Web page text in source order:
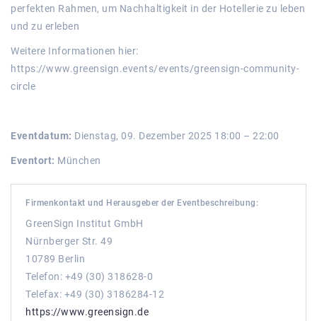
perfekten Rahmen, um Nachhaltigkeit in der Hotellerie zu leben
und zu erleben
Weitere Informationen hier:
https://www.greensign.events/events/greensign-community-
circle
Eventdatum: Dienstag, 09. Dezember 2025 18:00 – 22:00
Eventort: München
Firmenkontakt und Herausgeber der Eventbeschreibung:
GreenSign Institut GmbH
Nürnberger Str. 49
10789 Berlin
Telefon: +49 (30) 318628-0
Telefax: +49 (30) 3186284-12
https://www.greensign.de